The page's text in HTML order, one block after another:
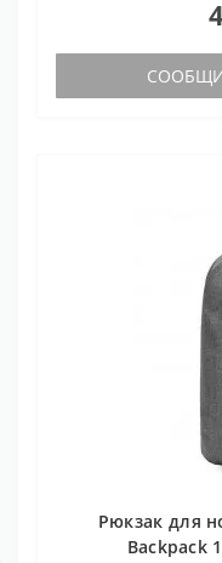
Рюкзак для
Backpack